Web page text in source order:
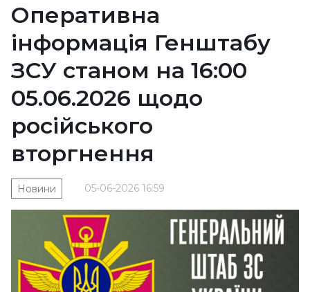
Оперативна
інформація Генштабу
ЗСУ станом на 16:00
05.06.2026 щодо
російського
вторгнення
05-06-2026 16:59
Новини